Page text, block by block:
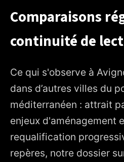
Comparaisons
continuité de
Ce qui s'observe à
dans d’autres villes du
méditerranéen : attrait
enjeux d'aménagement
requalification
repères, notre dossier